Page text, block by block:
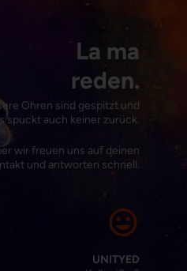
La ma
reden.
Ohren sind gespitzt und
spuckt auch keiner zurück.
wir freuen uns auf deinen
und antworten schnell.
UNITYED